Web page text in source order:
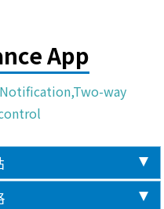
App
way